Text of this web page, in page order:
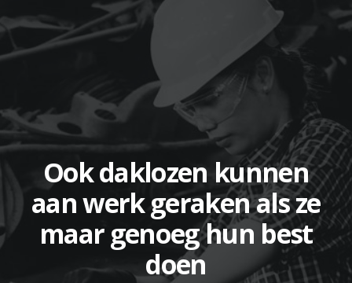
Zoeken
Ook daklozen kunnen
aan werk geraken als ze
maar genoeg hun best
doen